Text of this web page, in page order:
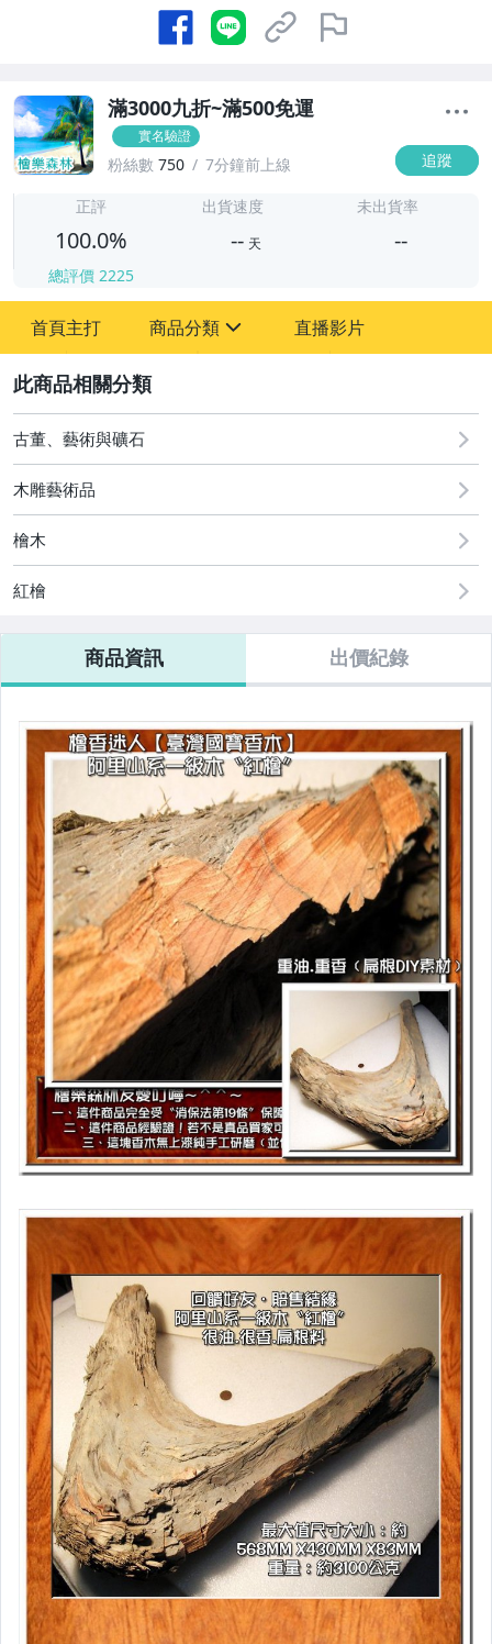
滿3000九折~滿500免運
實名驗證
粉絲數 750 7分鐘前上線 追蹤
正評
100.0%
總評價 2225
出貨速度
-- 天
未出貨率
--
首頁主打 商品分類
圖書/影音/文具
古董、藝術與礦石
直播影片
古董、藝術與礦石
木雕藝術品
檜木
紅檜
商品資訊 出價紀錄